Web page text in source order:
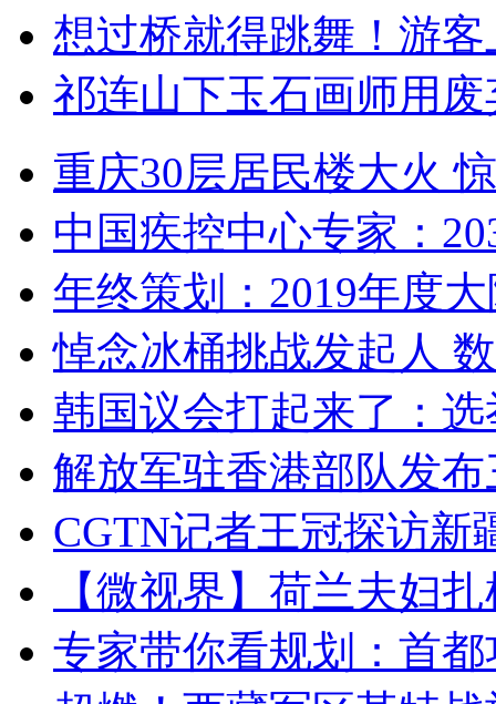
想过桥就得跳舞！游客
祁连山下玉石画师用
重庆30层居民楼大火
中国疾控中心专家：
年终策划：2019年度
悼念冰桶挑战发起人
韩国议会打起来了：
解放军驻香港部队发
CGTN记者王冠探访新
【微视界】荷兰夫妇
专家带你看规划：首